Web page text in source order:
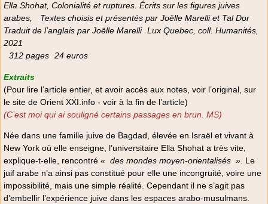
Ella Shohat, Colonialité et ruptures. Écrits sur les figures juives
arabes, Textes choisis et présentés par Joëlle Marelli et Tal Dor
Traduit de l’anglais par Joëlle Marelli Lux Quebec, coll. Humanités,
2021
312 pages 24 euros
Extraits
(Pour lire l’article entier, et avoir accès aux notes, voir l’original, sur
le site de Orient XXI.info - voir à la fin de l’article)
(C’est moi qui ai souligné certains passages en brun. MS)
Née dans une famille juive de Bagdad, élevée en Israël et vivant à
New York où elle enseigne, l’universitaire Ella Shohat a très vite,
explique-t-elle, rencontré « des mondes moyen-orientalisés » . Le
juif arabe n’a ainsi pas constitué pour elle une incongruité, voire une
impossibilité, mais une simple réalité. Cependant il ne s’agit pas
d’embellir l’expérience juive dans les espaces arabo-musulmans.